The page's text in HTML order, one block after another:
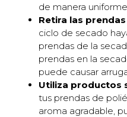
de manera uniforme.
Retira las
ciclo de secado
prendas de la
prendas en la
puede causar
Utiliza productos
tus prendas de
aroma agradable,